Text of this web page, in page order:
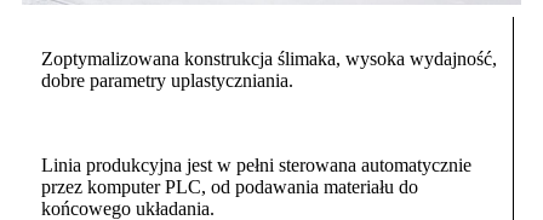
Zoptymalizowana konstrukcja ślimaka, wysoka wydajność,
dobre parametry uplastyczniania.
Linia produkcyjna jest w pełni sterowana automatycznie
przez komputer PLC, od podawania materiału do
końcowego układania.